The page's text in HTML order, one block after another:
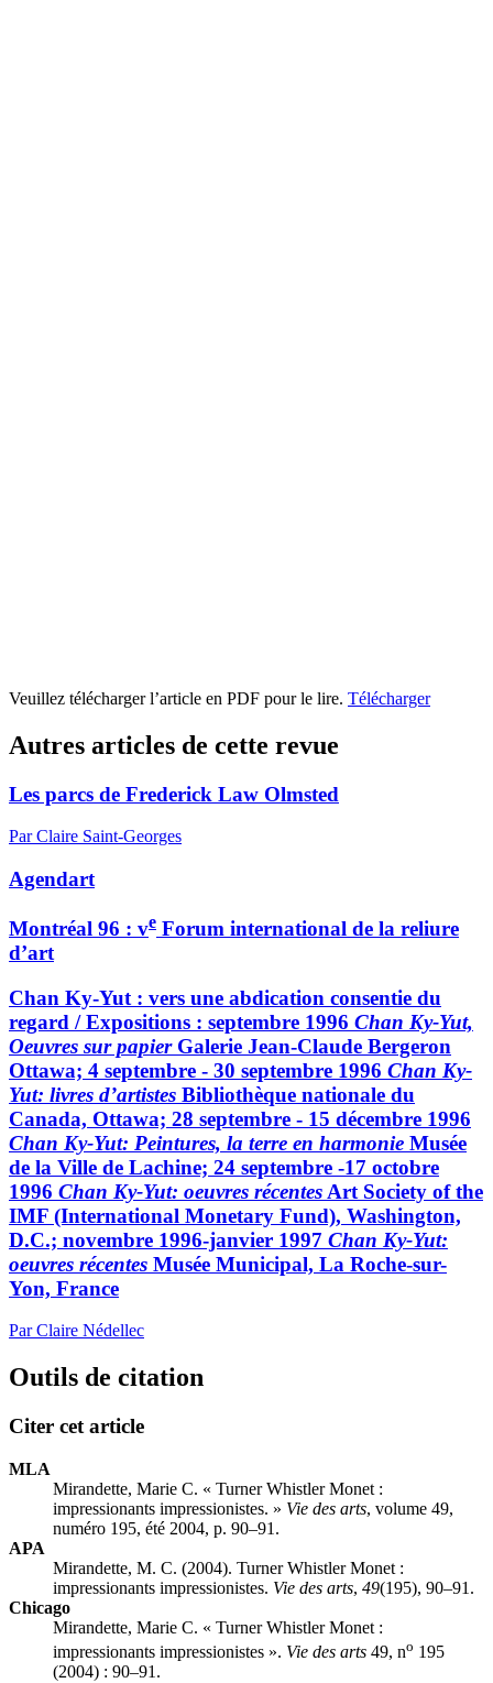
Veuillez télécharger l’article en PDF pour le lire. Télécharger
Autres articles de cette revue
Les parcs de Frederick Law Olmsted
Par Claire Saint-Georges
Agendart
Montréal 96 : ve Forum international de la reliure
d’art
Chan Ky-Yut : vers une abdication consentie du
regard / Expositions : septembre 1996 Chan Ky-Yut,
Oeuvres sur papierGalerie Jean-Claude Bergeron
Ottawa; 4 septembre - 30 septembre 1996 Chan Ky-
Yut: livres d’artistes Bibliothèque nationale du
Canada, Ottawa; 28 septembre - 15 décembre 1996
Chan Ky-Yut: Peintures, la terre en harmonie Musée
de la Ville de Lachine; 24 septembre -17 octobre
1996 Chan Ky-Yut: oeuvres récentes Art Society of the
IMF (International Monetary Fund), Washington,
D.C.; novembre 1996-janvier 1997 Chan Ky-Yut:
oeuvres récentes Musée Municipal, La Roche-sur-
Yon, France
Par Claire Nédellec
Outils de citation
Citer cet article
MLA
Mirandette, Marie C. « Turner Whistler Monet :
impressionants impressionistes. » Vie des arts, volume 49,
numéro 195, été 2004, p. 90–91.
APA
Mirandette, M. C. (2004). Turner Whistler Monet :
impressionants impressionistes. Vie des arts, 49(195), 90–91.
Chicago
Mirandette, Marie C. « Turner Whistler Monet :
impressionants impressionistes ». Vie des arts 49, no 195
(2004) : 90–91.